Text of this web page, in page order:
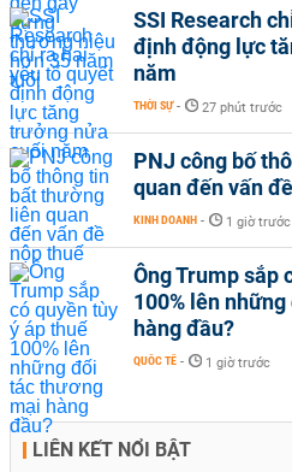
SSI Research
định động lực
năm
THỜI SỰ - 27 phút trước
PNJ công bố
quan đến vấn
KINH DOANH - 1 giờ trước
Ông Trump sắp
100% lên
hàng đầu?
QUỐC TẾ - 1 giờ trước
LIÊN KẾT NỔI BẬT